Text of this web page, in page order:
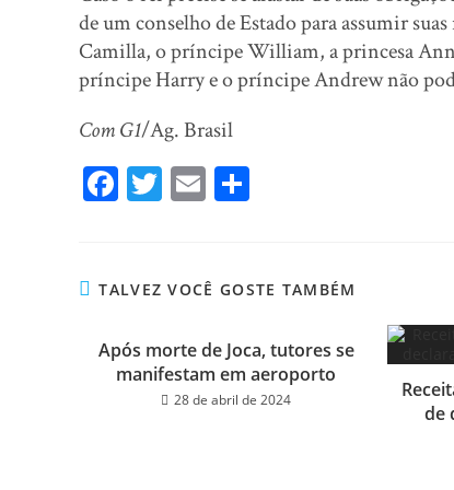
de um conselho de Estado para assumir
Camilla, o príncipe William, a princesa
príncipe Harry e o príncipe Andrew não
Com G1/Ag. Brasil
Fa
ok
T
er
E
TALVEZ VOCÊ GOSTE TAMBÉM
Após morte de Joca, tutores se
manifestam em aeroporto
28 de abril de 2024
de